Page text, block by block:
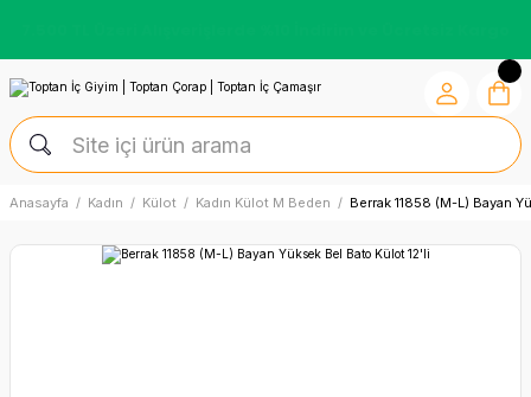
Anasayfa Kadın Külot Kadın Külot M Beden Berrak 11858 (M-L) Bayan